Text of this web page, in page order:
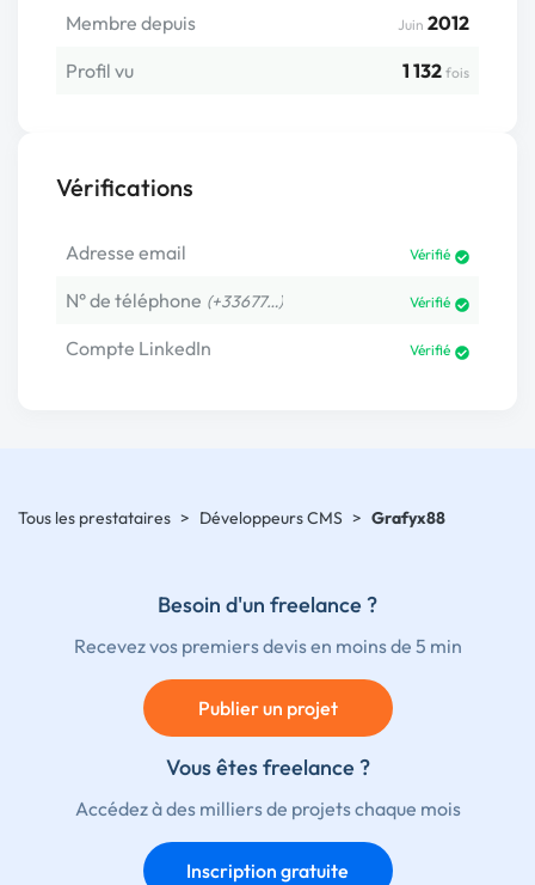
Membre depuis Juin 2012
Profil vu
1 132 fois
Vérifications
Adresse email Vérifié
N° de téléphone (+33677…) Vérifié
Compte LinkedIn Vérifié
Tous les prestataires > Développeurs CMS > Grafyx88
Besoin d'un freelance ?
Recevez vos premiers devis en moins de 5 min
Publier un projet
Vous êtes freelance ?
Accédez à des milliers de projets chaque mois
Inscription gratuite